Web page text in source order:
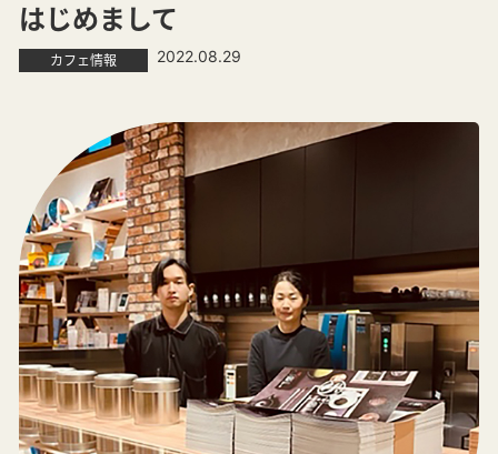
はじめまして
カフェ情報 2022.08.29